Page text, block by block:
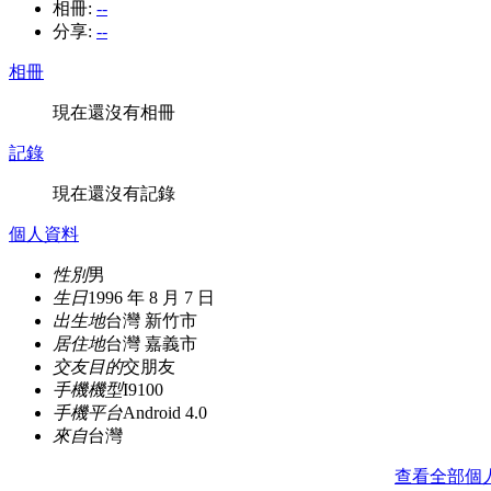
相冊: --
分享: --
相冊
現在還沒有相冊
記錄
現在還沒有記錄
個人資料
性別男
生日1996 年 8 月 7 日
出生地台灣 新竹市
居住地台灣 嘉義市
交友目的交朋友
手機機型I9100
手機平台Android 4.0
來自台灣
查看全部個